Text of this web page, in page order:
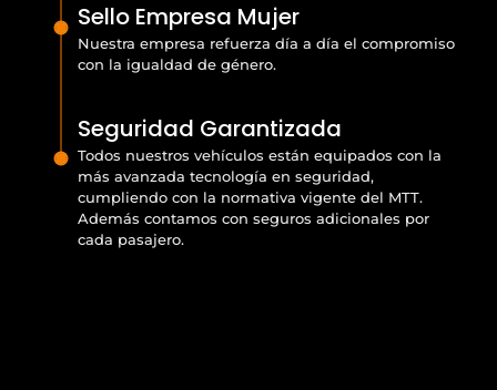
Sello Empresa Mujer
Nuestra empresa refuerza día a día el compromiso
con la igualdad de género.
Seguridad Garantizada
Todos nuestros vehículos están equipados con la
más avanzada tecnología en seguridad,
cumpliendo con la normativa vigente del MTT.
Además contamos con seguros adicionales por
cada pasajero.